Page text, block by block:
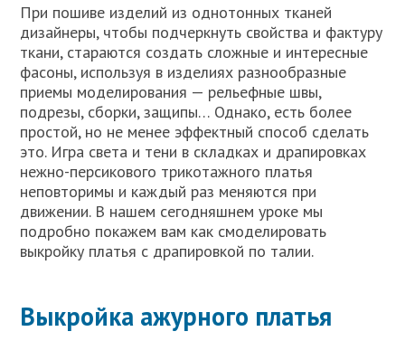
При пошиве изделий из однотонных тканей
дизайнеры, чтобы подчеркнуть свойства и фактуру
ткани, стараются создать сложные и интересные
фасоны, используя в изделиях разнообразные
приемы моделирования — рельефные швы,
подрезы, сборки, защипы… Однако, есть более
простой, но не менее эффектный способ сделать
это. Игра света и тени в складках и драпировках
нежно-персикового трикотажного платья
неповторимы и каждый раз меняются при
движении. В нашем сегодняшнем уроке мы
подробно покажем вам как смоделировать
выкройку платья с драпировкой по талии.
Выкройка ажурного платья